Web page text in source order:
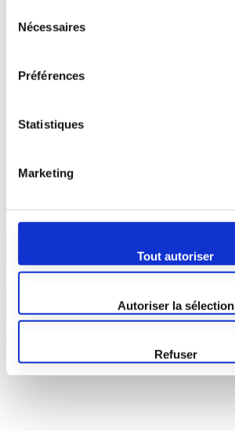
Nécessaires
Préférences
Statistiques
Marketing
Tout autoriser
Autoriser la sélection
Refuser